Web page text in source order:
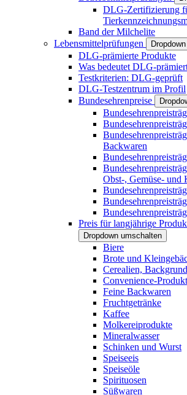
DLG-Zertifizierung
Band der Milchelite
Lebensmittelprüfungen
DLG-prämierte Produkte
Was bedeutet DLG-
Testkriterien: DLG-geprüft
DLG-Testzentrum im Profil
Bundesehrenpreise
Backwaren
Obst-, Gemüse- und
Preis für langjährige
Dropdown umschalten
Biere
Brote und
Cerealien,
Convenience-
Feine Backwaren
Fruchtgetränke
Kaffee
Molkereiprodukte
Mineralwasser
Schinken und Wurst
Speiseeis
Speiseöle
Spirituosen
Süßwaren